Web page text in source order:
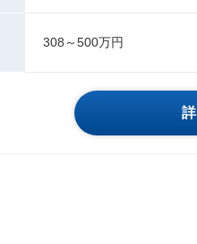
308～500万円